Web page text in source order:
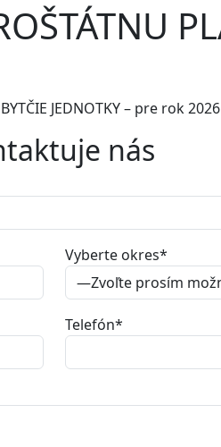
JEDNOTKY – pre rok 2026
nás
Vyberte okres*
Telefón*